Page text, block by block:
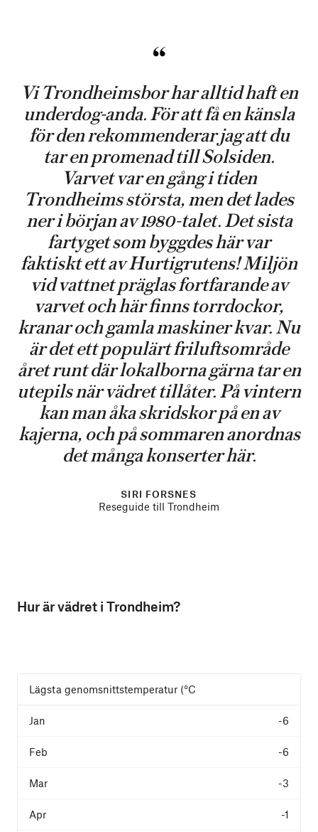
Vi Trondheimsbor har alltid haft en
underdog-anda. För att få en känsla
för den rekommenderar jag att du
tar en promenad till Solsiden.
Varvet var en gång i tiden
Trondheims största, men det lades
ner i början av 1980-talet. Det sista
fartyget som byggdes här var
faktiskt ett av Hurtigrutens! Miljön
vid vattnet präglas fortfarande av
varvet och här finns torrdockor,
kranar och gamla maskiner kvar. Nu
är det ett populärt friluftsområde
året runt där lokalborna gärna tar en
utepils när vädret tillåter. På vintern
kan man åka skridskor på en av
kajerna, och på sommaren anordnas
det många konserter här.
SIRI FORSNES
Reseguide till Trondheim
Hur är vädret i Trondheim?
Lägsta genomsnittstemperatur (°C
-6
-6
-3
-1